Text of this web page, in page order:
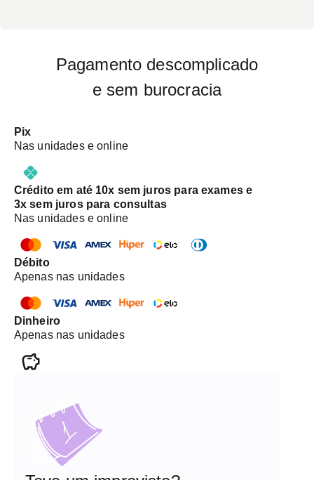
Pagamento descomplicado
e sem burocracia
Pix
Nas unidades e online
Crédito em até 10x sem juros para exames e
3x sem juros para consultas
Nas unidades e online
Débito
Apenas nas unidades
Dinheiro
Apenas nas unidades